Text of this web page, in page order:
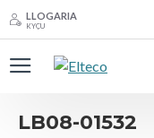
LLOGARIA
KYÇU
LB08-01532